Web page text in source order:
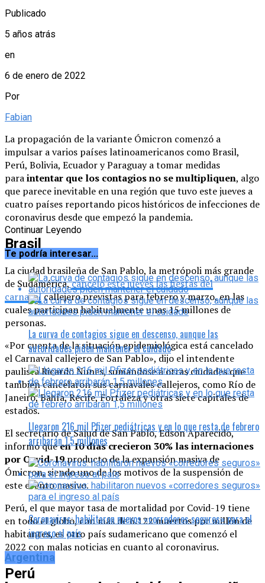
Publicado
5 años atrás
en
6 de enero de 2022
Por
Fabian
La propagación de la variante Ómicron comenzó a
impulsar a varios países latinoamericanos como Brasil,
Perú, Bolivia, Ecuador y Paraguay a tomar medidas
paraintentar que los contagios no se multipliquen, algo
que parece inevitable en una región que tuvo este jueves a
cuatro países reportando picos históricos de infecciones de
coronavirus desde que empezó la pandemia.
Brasil
La ciudad brasileña de San Pablo, la metrópoli más grande
de Sudamérica,canceló este jueves las fiestas del
carnavalcallejero previstas para febrero y marzo, en las
cuales participan habitualmente unas 15 millones de
personas.
«Por cuenta de la situación epidemiológica está cancelado
el Carnaval callejero de San Pablo», dijo el intendente
paulista Ricardo Nunes, sumándose a otras ciudades que
también cancelaron sus carnavales callejeros, como Río de
Janeiro, Bahía, Recife, Fortaleza y otras siete capitales de
estados.
El secretario de Salud de San Pablo, Edson Aparecido,
informó queen 10 días crecieron 30% las internaciones
por Covid-19producto de la expansión masiva de
Ómicron, siendo uno de los motivos de la suspensión de
este evento masivo.
Perú, el que mayor tasa de mortalidad por Covid-19 tiene
en todo el globo, con más de 6.122 muertos por millón de
habitantes, es otro país sudamericano que comenzó el
2022 con malas noticias en cuanto al coronavirus.
Perú
Continuar Leyendo
Te podría interesar...
La curva de contagios sigue en descenso, aunque las
autoridades piden mantener el cuidado
Llegaron 216 mil Pfizer pediátricas y en lo que resta de febrero
arribarán 1,5 millones
Coronavirus: habilitaron nuevos «corredores seguros» para el
ingreso al país
Argentina